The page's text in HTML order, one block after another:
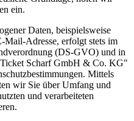
ein.
Daten, beispielsweise
Mail-Adresse, erfolgt stets im
(DS-GVO) und in
Scharf GmbH & Co. KG"
Mittels
wir Sie über Umfang und
und verarbeiteten